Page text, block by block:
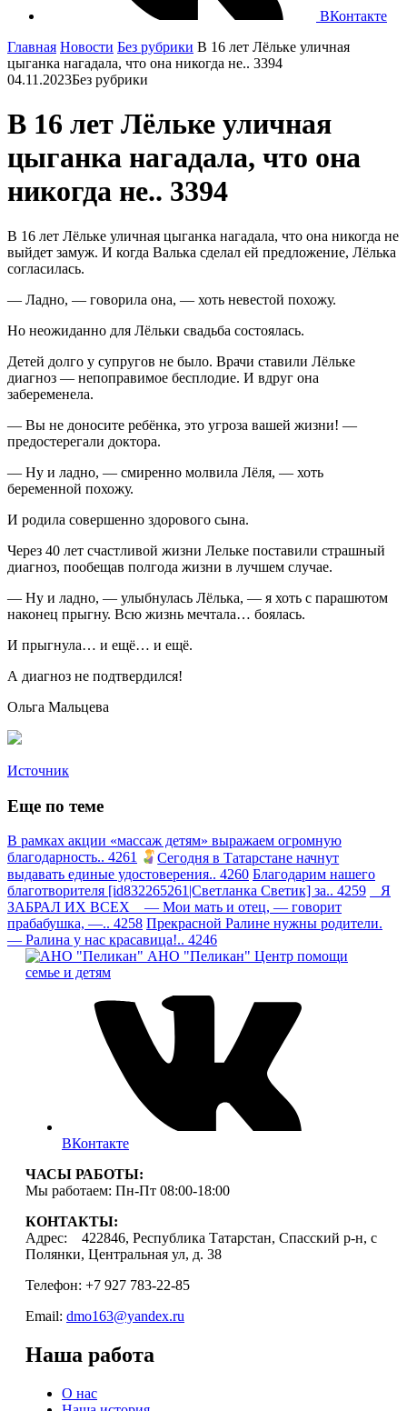
ВКонтакте
Главная Новости Без рубрики В 16 лет Лёльке уличная
цыганка нагадала, что она никогда не.. 3394
04.11.2023Без рубрики
В 16 лет Лёльке уличная
цыганка нагадала, что она
никогда не.. 3394
В 16 лет Лёльке уличная цыганка нагадала, что она никогда не
выйдет замуж. И когда Валька сделал ей предложение, Лёлька
согласилась.
— Ладно, — говорила она, — хоть невестой похожу.
Но неожиданно для Лёльки свадьба состоялась.
Детей долго у супругов не было. Врачи ставили Лёльке
диагноз — непоправимое бесплодие. И вдруг она
забеременела.
— Вы не доносите ребёнка, это угроза вашей жизни! —
предостерегали доктора.
— Ну и ладно, — смиренно молвила Лёля, — хоть
беременной похожу.
И родила совершенно здорового сына.
Через 40 лет счастливой жизни Лельке поставили страшный
диагноз, пообещав полгода жизни в лучшем случае.
— Ну и ладно, — улыбнулась Лёлька, — я хоть с парашютом
наконец прыгну. Всю жизнь мечтала… боялась.
И прыгнула… и ещё… и ещё.
А диагноз не подтвердился!
Ольга Мальцева
Источник
Еще по теме
В рамках акции «массаж детям» выражаем огромную
благодарность.. 4261
Сегодня в Татарстане начнут
выдавать единые удостоверения.. 4260 Благодарим нашего
благотворителя [id832265261|Светланка Светик] за.. 4259
Я
ЗАБРАЛ ИХ ВСЕХ — Мои мать и отец, — говорит
прабабушка, —.. 4258 Прекрасной Ралине нужны родители.
— Ралина у нас красавица!.. 4246
АНО "Пеликан" Центр помощи
семье и детям
ВКонтакте
ЧАСЫ РАБОТЫ:
Мы работаем: Пн-Пт 08:00-18:00
КОНТАКТЫ:
Адрес: 422846, Республика Татарстан, Спасский р-н, с
Полянки, Центральная ул, д. 38
Телефон: +7 927 783-22-85
Email: dmo163@yandex.ru
Наша работа
О нас